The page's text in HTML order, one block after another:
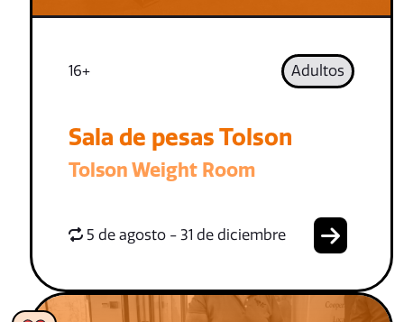
16+ Adultos
Sala de pesas Tolson
Tolson Weight Room
5 de agosto - 31 de diciembre